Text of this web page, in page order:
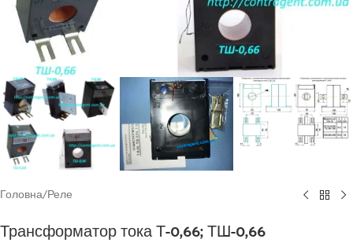
Головна/Реле
Трансформатор тока Т-0,66; ТШ-0,66